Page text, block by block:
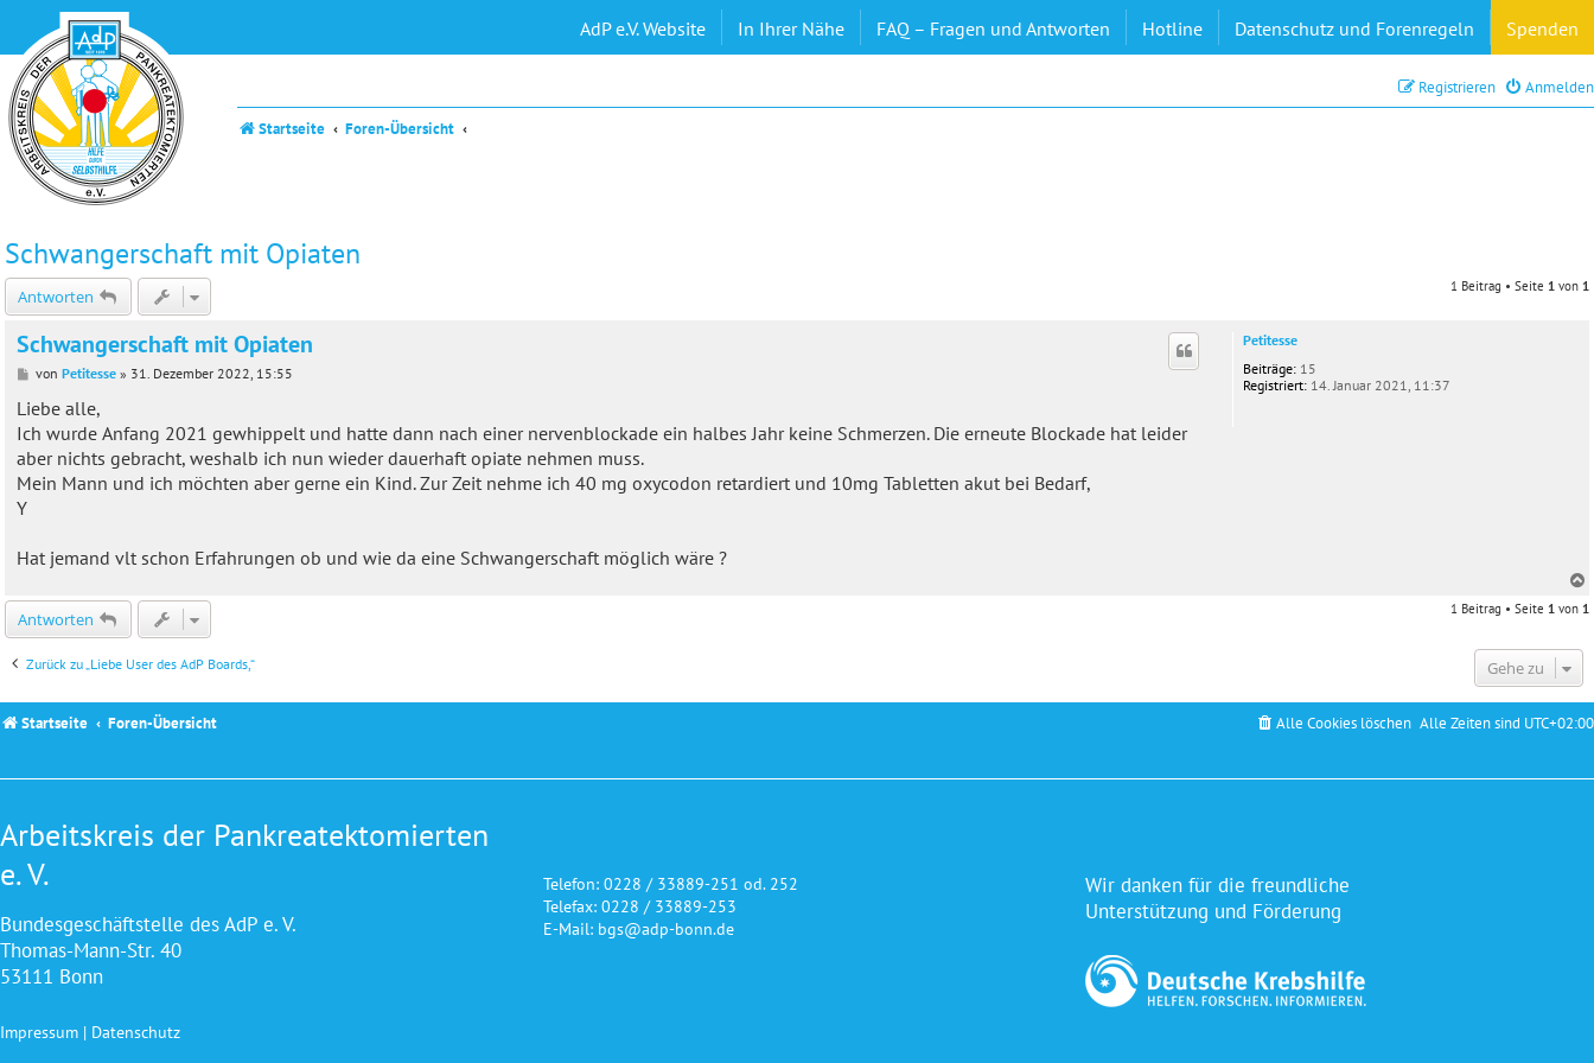
AdP e.V. Website In Ihrer Nähe FAQ – Fragen und Antworten Hotline Datenschutz und Forenregeln Spenden
Anmelden
Registrieren
Startseite Foren-Übersicht
Schwangerschaft mit Opiaten
Antworten 1 Beitrag • Seite 1 von 1
Petitesse
Beiträge: 15
Registriert: 14. Januar 2021, 11:37
Schwangerschaft mit Opiaten
B
i
r
a
von Petitesse» 31. Dezember 2022, 15:55
Liebe alle,
Ich wurde Anfang 2021 gewhippelt und hatte dann nach einer nervenblockade ein halbes Jahr keine Schmerzen. Die erneute Blockade hat leider
aber nichts gebracht, weshalb ich nun wieder dauerhaft opiate nehmen muss.
Mein Mann und ich möchten aber gerne ein Kind. Zur Zeit nehme ich 40 mg oxycodon retardiert und 10mg Tabletten akut bei Bedarf,
Y
Hat jemand vlt schon Erfahrungen ob und wie da eine Schwangerschaft möglich wäre ?
c
Antworten 1 Beitrag • Seite 1 von 1
Zurück zu „Liebe User des AdP Boards,“ Gehe zu
Startseite Foren-Übersicht Alle Zeiten sind UTC+02:00
Alle Cookies löschen
Arbeitskreis der Pankreatektomierten
e. V.
Bundesgeschäftstelle des AdP e. V.
Thomas-Mann-Str. 40
53111 Bonn
Impressum | Datenschutz
Telefon: 0228 / 33889-251 od. 252
Telefax: 0228 / 33889-253
E-Mail: bgs@adp-bonn.de
Wir danken für die freundliche
Unterstützung und Förderung